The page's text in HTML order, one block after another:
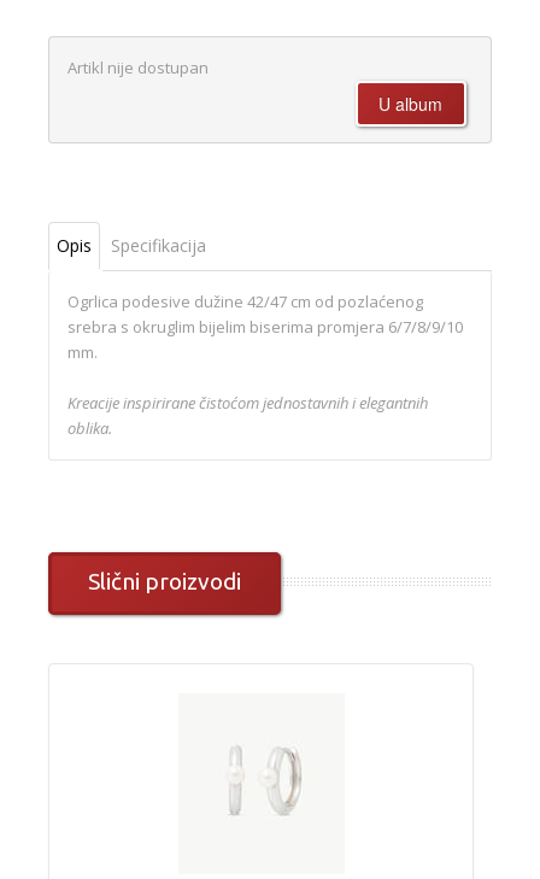
Artikl nije dostupan
Opis Specifikacija
Ogrlica podesive dužine 42/47 cm od pozlaćenog
srebra s okruglim bijelim biserima promjera 6/7/8/9/10
mm.
Kreacije inspirirane čistoćom jednostavnih i elegantnih
oblika.
Slični proizvodi